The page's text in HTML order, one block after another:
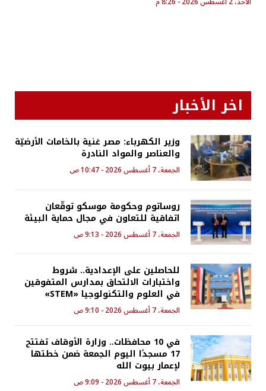
اخر الأخبار
وزير الكهرباء: مصر غنية بالخامات الأرضيّة
والعناصر والمواد النادرة
الجمعة، 7 أغسطس 2026 - 10:47 ص
روساتوم وحكومة موسكو توقّعان
اتفاقية للتعاون في مجال حماية البيئة
الجمعة، 7 أغسطس 2026 - 9:13 ص
للحاصلين على الإعدادية.. شروط
واختبارات الالتحاق بمدارس المتفوقين
في العلوم والتكنولوجيا «STEM»
الجمعة، 7 أغسطس 2026 - 9:10 ص
في 10 محافظات.. وزارة الأوقاف تفتتح
17 مسجدًا اليوم الجمعة ضمن خطتها
لإعمار بيوت الله
الجمعة، 7 أغسطس 2026 - 9:09 ص